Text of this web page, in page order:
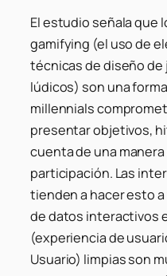
El estudio señala que
gamifying (el uso de
técnicas de diseño
lúdicos) son una
millennials
presentar objetivos,
cuenta de una
participación. Las
tienden a hacer esto
de datos interactivos
(experiencia de
Usuario) limpias son